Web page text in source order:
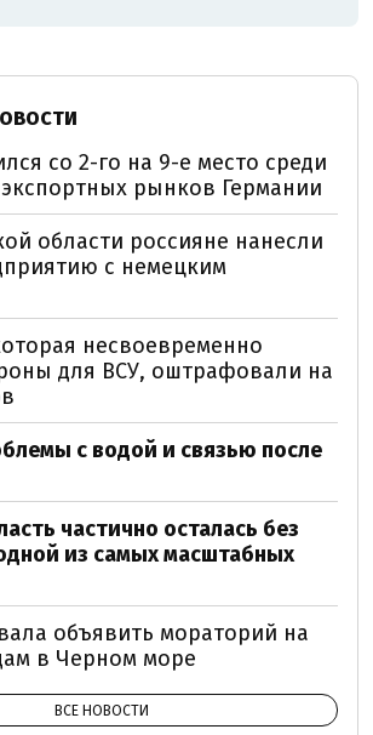
со 2-го на 9-е место среди
рынков Германии
области россияне нанесли
с немецким
несвоевременно
для ВСУ, оштрафовали на
с водой и связью после
частично осталась без
из самых масштабных
объявить мораторий на
в Черном море
ВСЕ НОВОСТИ